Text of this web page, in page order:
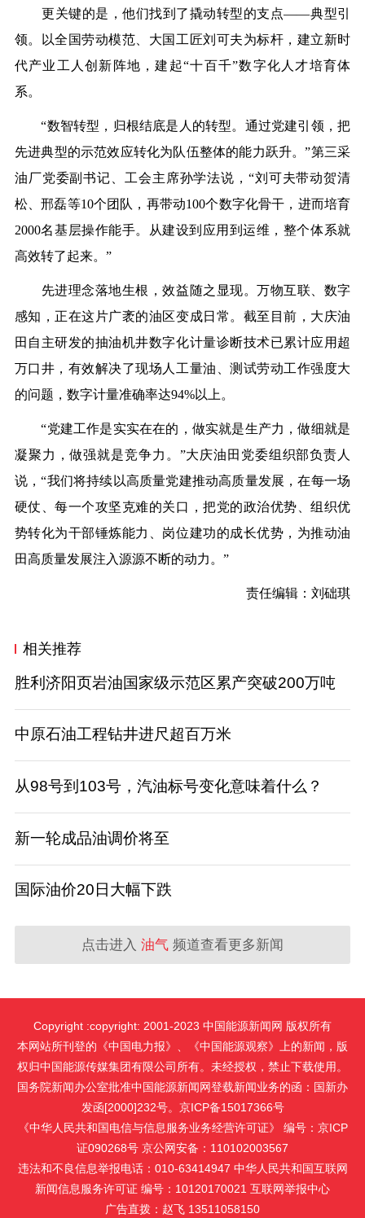
更关键的是，他们找到了撬动转型的支点——典型引
领。以全国劳动模范、大国工匠刘可夫为标杆，建立新时
代产业工人创新阵地，建起“十百千”数字化人才培育体
系。
“数智转型，归根结底是人的转型。通过党建引领，把
先进典型的示范效应转化为队伍整体的能力跃升。”第三采
油厂党委副书记、工会主席孙学法说，“刘可夫带动贺清
松、邢磊等10个团队，再带动100个数字化骨干，进而培育
2000名基层操作能手。从建设到应用到运维，整个体系就
高效转了起来。”
先进理念落地生根，效益随之显现。万物互联、数字
感知，正在这片广袤的油区变成日常。截至目前，大庆油
田自主研发的抽油机井数字化计量诊断技术已累计应用超
万口井，有效解决了现场人工量油、测试劳动工作强度大
的问题，数字计量准确率达94%以上。
“党建工作是实实在在的，做实就是生产力，做细就是
凝聚力，做强就是竞争力。”大庆油田党委组织部负责人
说，“我们将持续以高质量党建推动高质量发展，在每一场
硬仗、每一个攻坚克难的关口，把党的政治优势、组织优
势转化为干部锤炼能力、岗位建功的成长优势，为推动油
田高质量发展注入源源不断的动力。”
责任编辑：刘础琪
相关推荐
胜利济阳页岩油国家级示范区累产突破200万吨
中原石油工程钻井进尺超百万米
从98号到103号，汽油标号变化意味着什么？
新一轮成品油调价将至
国际油价20日大幅下跌
点击进入 油气 频道查看更多新闻
Copyright :copyright: 2001-2023 中国能源新闻网 版权所有
本网站所刊登的《中国电力报》、《中国能源观察》上的新闻，版
权归中国能源传媒集团有限公司所有。未经授权，禁止下载使用。
国务院新闻办公室批准中国能源新闻网登载新闻业务的函：国新办
发函[2000]232号。京ICP备15017366号
《中华人民共和国电信与信息服务业务经营许可证》 编号：京ICP
证090268号 京公网安备：110102003567
违法和不良信息举报电话：010-63414947 中华人民共和国互联网
新闻信息服务许可证 编号：10120170021 互联网举报中心
广告直拨：赵飞 13511058150